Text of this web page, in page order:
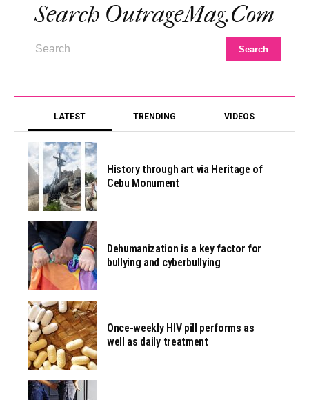
Search OutrageMag.com
LATEST TRENDING VIDEOS
History through art via Heritage of
Cebu Monument
Dehumanization is a key factor for
bullying and cyberbullying
Once-weekly HIV pill performs as
well as daily treatment